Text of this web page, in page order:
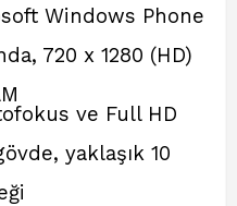
Windows Phone
720 x 1280 (HD)
ve Full HD
yaklaşık 10